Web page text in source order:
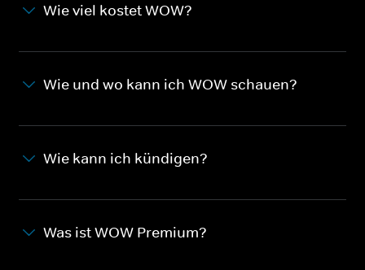
Wie viel kostet WOW?
Wie und wo kann ich WOW schauen?
Wie kann ich kündigen?
Was ist WOW Premium?